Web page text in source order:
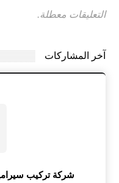
التعليقات معطلة.
آخر المشاركات